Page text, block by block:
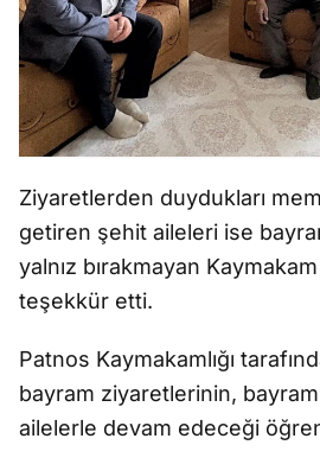
Ziyaretlerden duydukları
getiren şehit aileleri ise
yalnız bırakmayan
teşekkür etti.
Patnos Kaymakamlığı
bayram ziyaretlerinin,
ailelerle devam edeceği